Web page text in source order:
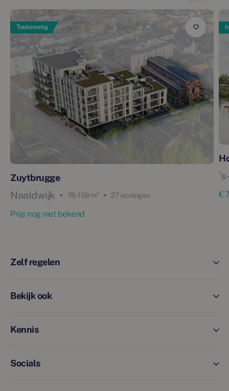
Toekomstig
Zuytbrugge
Naaldwijk 78 - 159 m² 27 woningen
Prijs nog niet bekend
€
Zelf regelen
Bekijk ook
Kennis
Socials